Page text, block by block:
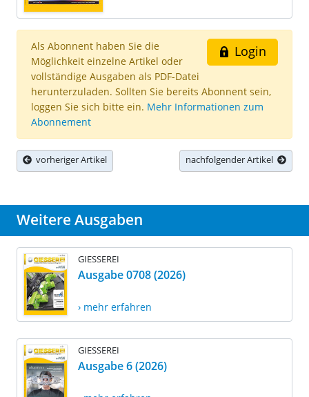
Login
Als Abonnent haben Sie die
Möglichkeit einzelne Artikel oder
vollständige Ausgaben als PDF-Datei
herunterzuladen. Sollten Sie bereits Abonnent sein,
loggen Sie sich bitte ein. Mehr Informationen zum
Abonnement
vorheriger Artikel nachfolgender Artikel
Weitere Ausgaben
GIESSEREI
Ausgabe 0708 (2026)
› mehr erfahren
GIESSEREI
Ausgabe 6 (2026)